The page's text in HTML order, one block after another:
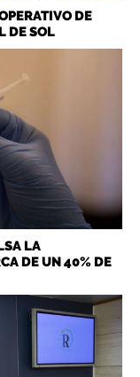
DE
DE SOL
LA
DE UN 40% DE